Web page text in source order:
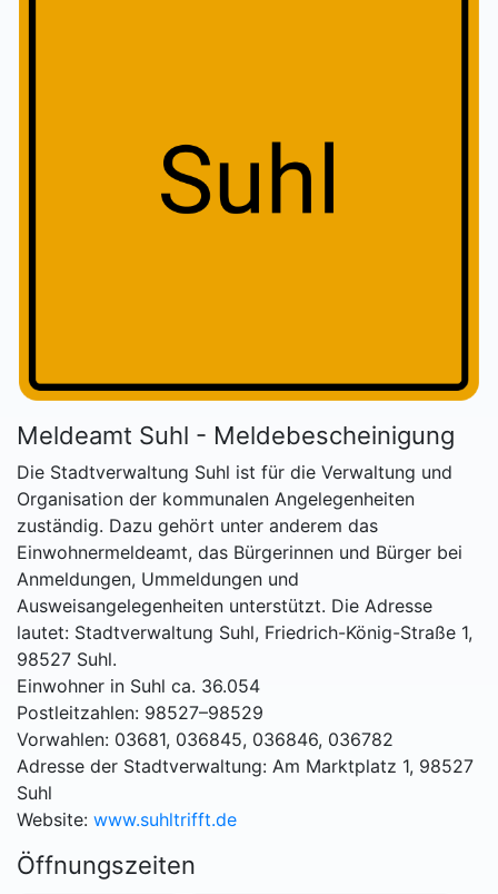
Meldeamt Suhl - Meldebescheinigung
Die Stadtverwaltung Suhl ist für die Verwaltung und
Organisation der kommunalen Angelegenheiten
zuständig. Dazu gehört unter anderem das
Einwohnermeldeamt, das Bürgerinnen und Bürger bei
Anmeldungen, Ummeldungen und
Ausweisangelegenheiten unterstützt. Die Adresse
lautet: Stadtverwaltung Suhl, Friedrich-König-Straße 1,
98527 Suhl.
Einwohner in Suhl ca. 36.054
Postleitzahlen: 98527–98529
Vorwahlen: 03681, 036845, 036846, 036782
Adresse der Stadtverwaltung: Am Marktplatz 1, 98527
Suhl
Website: www.suhltrifft.de
Öffnungszeiten